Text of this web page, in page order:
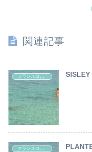
関連記事
フランスコスメ レポート
フランスコスメ レポート